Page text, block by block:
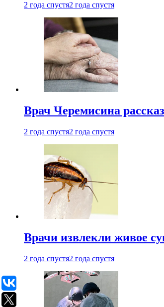
2 года спустя2 года спустя
Врач Черемисина
2 года спустя2 года спустя
Врачи извлекли живое
2 года спустя2 года спустя